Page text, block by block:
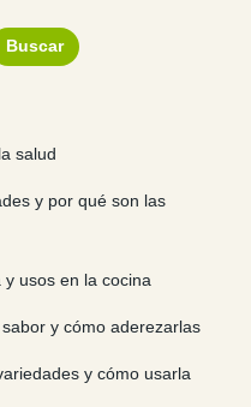
Buscar
salud
y por qué son las
y usos en la cocina
y cómo aderezarlas
y cómo usarla